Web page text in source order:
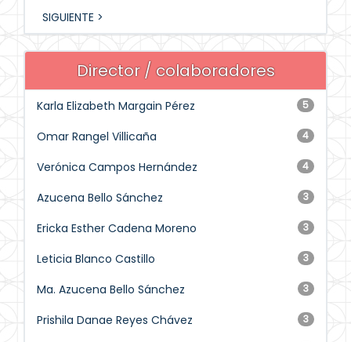
SIGUIENTE >
Director / colaboradores
5
Karla Elizabeth Margain Pérez
4
Omar Rangel Villicaña
4
Verónica Campos Hernández
3
Azucena Bello Sánchez
3
Ericka Esther Cadena Moreno
3
Leticia Blanco Castillo
3
Ma. Azucena Bello Sánchez
3
Prishila Danae Reyes Chávez